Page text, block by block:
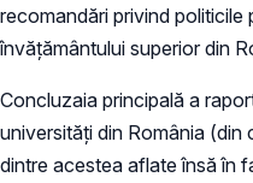
recomandări privind politicile
învățământului superior din
Concluzaia principală a
universităţi din România
dintre acestea aflate însă în